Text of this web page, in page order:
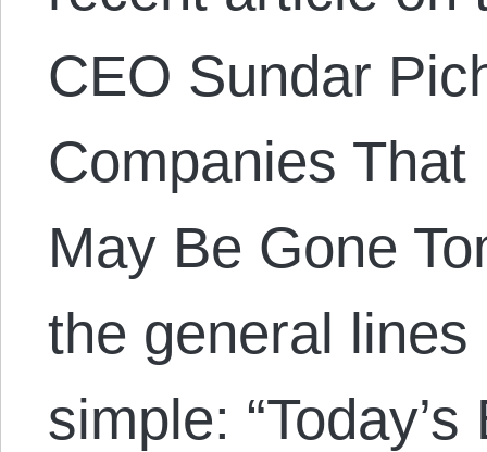
CEO Sundar
Companies That
May Be Gone
the general
simple: